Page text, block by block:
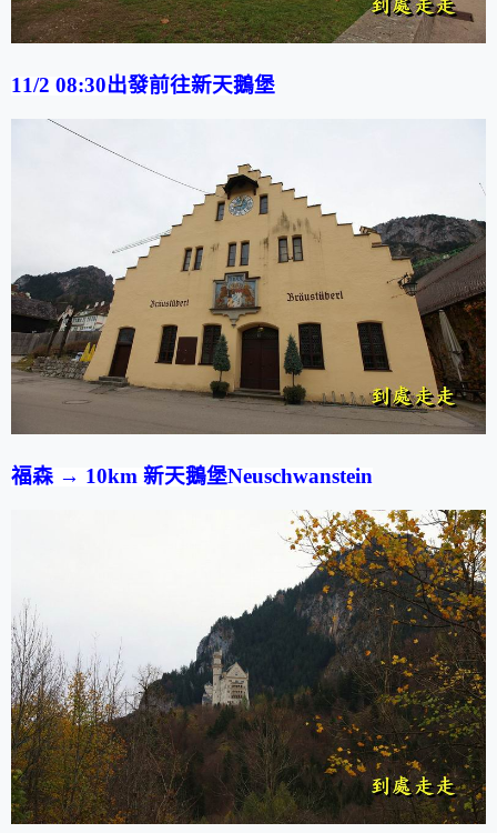
11/2 08:30出發前往新天鵝堡
福森 → 10km 新天鵝堡Neuschwanstein